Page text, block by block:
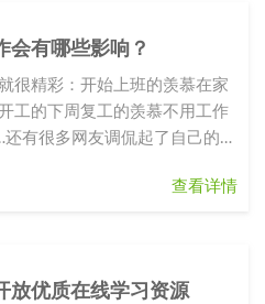
会有哪些影响？
很精彩：开始上班的羡慕在家
工的下周复工的羡慕不用工作
有很多网友调侃起了自己的职
查看详情
放优质在线学习资源